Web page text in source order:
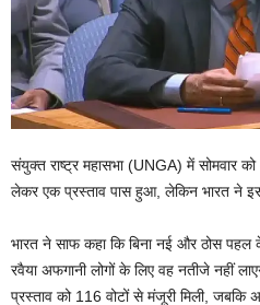
संयुक्त राष्ट्र महासभा (UNGA) में सोमवार
लेकर एक प्रस्ताव पास हुआ, लेकिन भारत ने
भारत ने साफ कहा कि बिना नई और ठोस
रवैया अफगानी लोगों के लिए वह नतीजे नहीं
प्रस्ताव को 116 वोटों से मंजूरी मिली,